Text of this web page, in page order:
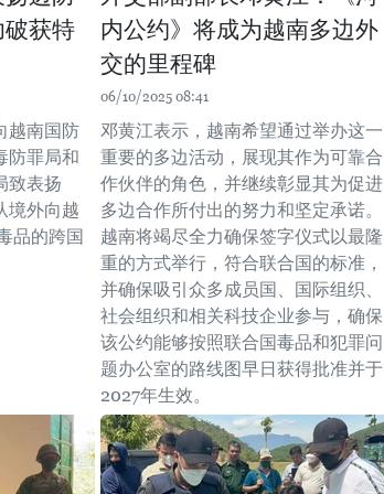
获特
越南国防
防罪局和
致表扬
境外向越
品的跨国
内公约》将成为越南多边外
交的里程碑
06/10/2025 08:41
邓黄江表示，越南希望通过举办这一
重要的多边活动，展现其作为可靠合
作伙伴的角色，并继续彰显其为促进
多边合作所付出的努力和坚定承诺。
越南将竭尽全力确保签字仪式以最隆
重的方式举行，符合联合国的标准，
并确保吸引众多成员国、国际组织、
社会组织和相关科技企业参与，确保
该公约能够按照联合国毒品和犯罪问
题办公室的路线图早日获得批准并于
2027年生效。